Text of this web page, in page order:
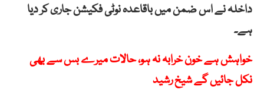
داخلہ نے اس ضمن میں باقاعدہ نوٹی فکیشن جاری کر دیا
ہے۔
خواہش ہے خون خرابہ نہ ہو، حالات میرے بس سے بھی
نکل جائیں گے شیخ رشید